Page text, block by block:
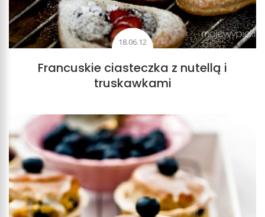
18.06.12
Francuskie ciasteczka z nutellą i
truskawkami